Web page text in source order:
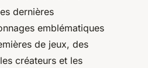
dernières
emblématiques
de jeux, des
créateurs et les